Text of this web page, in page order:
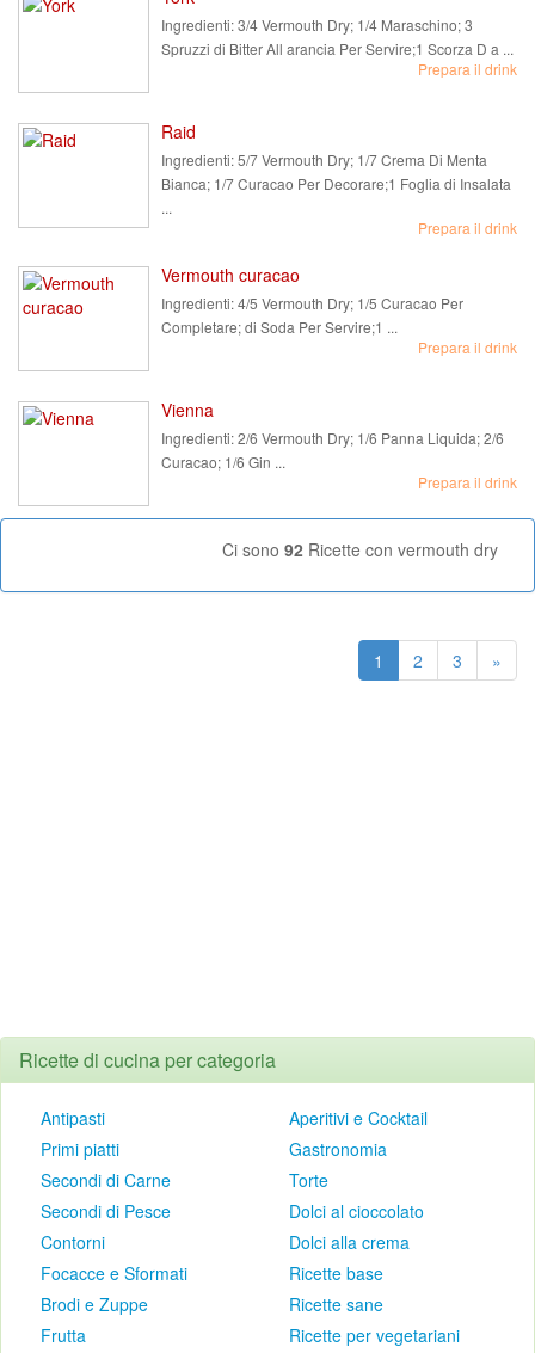
Ingredienti:3/4 Vermouth Dry; 1/4 Maraschino; 3
Spruzzi di Bitter All arancia Per Servire;1 Scorza D a ...
Prepara il drink
Raid
Ingredienti:5/7 Vermouth Dry; 1/7 Crema Di Menta
Bianca; 1/7 Curacao Per Decorare;1 Foglia di Insalata
...
Prepara il drink
Vermouth curacao
Ingredienti:4/5 Vermouth Dry; 1/5 Curacao Per
Completare; di Soda Per Servire;1 ...
Prepara il drink
Vienna
Ingredienti:2/6 Vermouth Dry; 1/6 Panna Liquida; 2/6
Curacao; 1/6 Gin ...
Prepara il drink
Ci sono 92 Ricette con vermouth dry
1 2 3 »
Ricette di cucina per categoria
Antipasti
Primi piatti
Secondi di Carne
Secondi di Pesce
Contorni
Focacce e Sformati
Brodi e Zuppe
Frutta
Aperitivi e Cocktail
Gastronomia
Torte
Dolci al cioccolato
Dolci alla crema
Ricette base
Ricette sane
Ricette per vegetariani